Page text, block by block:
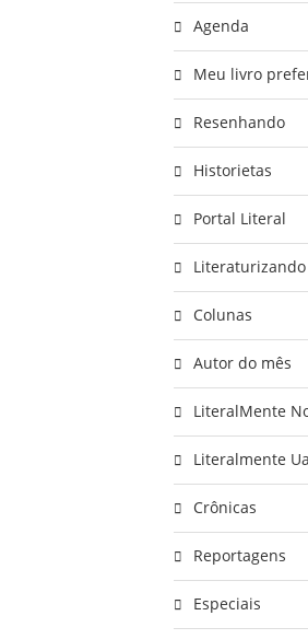
Agenda
Meu livro
Resenhando
Historietas
Portal Literal
Literaturizando
Colunas
Autor do mês
LiteralMente
Literalmente
Crônicas
Reportagens
Especiais